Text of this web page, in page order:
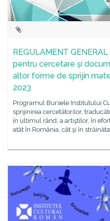
REGULAMENT
pentru cercetare şi
altor forme de sprijin
2023
Programul Bursele Institutului
sprijinirea cercetătorilor,
în ultimul rând, a artiştilor, în
atât în România, cât şi în